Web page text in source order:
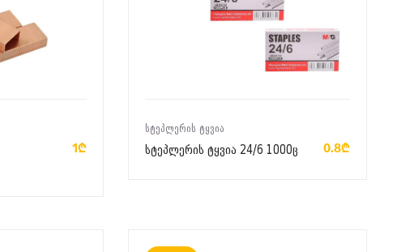
1₾
ᲡᲢᲔᲞᲚᲔᲠᲘᲡ ᲢᲧᲕᲘᲐ
სტეპლერის ტყვია 24/6 1000ც 0.8₾